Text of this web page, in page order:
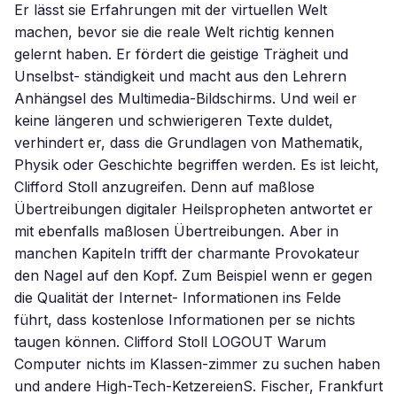
Er lässt sie Erfahrungen mit der virtuellen Welt
machen, bevor sie die reale Welt richtig kennen
gelernt haben. Er fördert die geistige Trägheit und
Unselbst- ständigkeit und macht aus den Lehrern
Anhängsel des Multimedia-Bildschirms. Und weil er
keine längeren und schwierigeren Texte duldet,
verhindert er, dass die Grundlagen von Mathematik,
Physik oder Geschichte begriffen werden. Es ist leicht,
Clifford Stoll anzugreifen. Denn auf maßlose
Übertreibungen digitaler Heilspropheten antwortet er
mit ebenfalls maßlosen Übertreibungen. Aber in
manchen Kapiteln trifft der charmante Provokateur
den Nagel auf den Kopf. Zum Beispiel wenn er gegen
die Qualität der Internet- Informationen ins Felde
führt, dass kostenlose Informationen per se nichts
taugen können. Clifford Stoll LOGOUT Warum
Computer nichts im Klassen-zimmer zu suchen haben
und andere High-Tech-KetzereienS. Fischer, Frankfurt